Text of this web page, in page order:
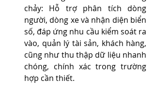
chảy: Hỗ trợ phân tích dòng
người, dòng xe và nhận diện biển
số, đáp ứng nhu cầu kiểm soát ra
vào, quản lý tài sản, khách hàng,
cũng như thu thập dữ liệu nhanh
chóng, chính xác trong trường
hợp cần thiết.